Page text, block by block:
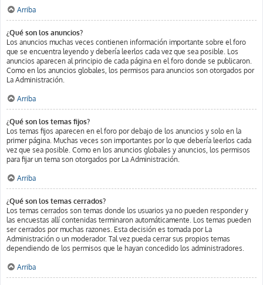
Arriba
¿Qué son los anuncios?
Los anuncios muchas veces contienen información importante sobre el foro
que se encuentra leyendo y debería leerlos cada vez que sea posible. Los
anuncios aparecen al principio de cada página en el foro donde se publicaron.
Como en los anuncios globales, los permisos para anuncios son otorgados por
La Administración.
Arriba
¿Qué son los temas fijos?
Los temas fijos aparecen en el foro por debajo de los anuncios y solo en la
primer página. Muchas veces son importantes por lo que debería leerlos cada
vez que sea posible. Como en los anuncios globales y anuncios, los permisos
para fijar un tema son otorgados por La Administración.
Arriba
¿Qué son los temas cerrados?
Los temas cerrados son temas donde los usuarios ya no pueden responder y
las encuestas allí contenidas terminaron automáticamente. Los temas pueden
ser cerrados por muchas razones. Esta decisión es tomada por La
Administración o un moderador. Tal vez pueda cerrar sus propios temas
dependiendo de los permisos que le hayan concedido los administradores.
Arriba